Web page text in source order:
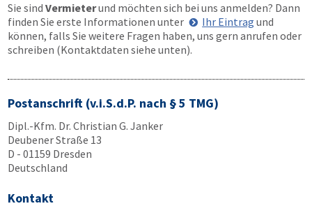
Sie sind Vermieterund möchten sich bei uns anmelden? Dann
finden Sie erste Informationen unter
Ihr Eintrag und
können, falls Sie weitere Fragen haben, uns gern anrufen oder
schreiben (Kontaktdaten siehe unten).
Postanschrift (v.i.S.d.P. nach § 5 TMG)
Dipl.-Kfm. Dr. Christian G. Janker
Deubener Straße 13
D - 01159 Dresden
Deutschland
Kontakt